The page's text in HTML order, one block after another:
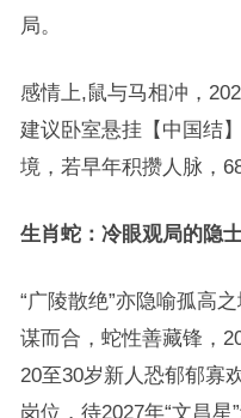
局。
感情上,鼠与马相冲，
建议卧室悬挂【中国结
境，若早年积攒人脉，
生肖蛇：冷眼观局的隐
“广陵散绝”亦隐喻孤高
谋而合，蛇性善藏锋，
20至30岁新人恐郁郁寡
岗位，待2027年“文昌